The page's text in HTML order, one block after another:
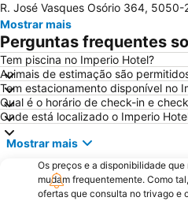
Estação Ferroviária de Régua
Ponte e Torre de Ucanha
Cascata de Fisgas de Ermelo
Castelo de Lamego
Mosteiro de São Pedro de Cête
Santuário de Nossa Senhora da Graça
Convento e Igreja de São Gonçalo
Praia Fluvial de Fornelos
Praia de Cepães
R. José Vasques Osório 364,
Mostrar mais
Perguntas frequentes
Tem piscina no Imperio Hotel?
Animais de estimação são
Tem estacionamento disponível no
Qual é o horário de check-in e
Onde está localizado o Imperio
Mostrar mais
Os preços e a disponibilidade
mudam frequentemente. Como
ofertas que consulta no trivago e